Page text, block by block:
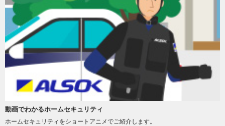
動画でわかるホームセキュリティ
ホームセキュリティをショートアニメでご紹介します。